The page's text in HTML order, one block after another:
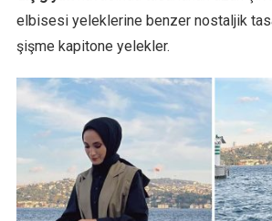
elbisesi yeleklerine benzer nostaljik
şişme kapitone yelekler.